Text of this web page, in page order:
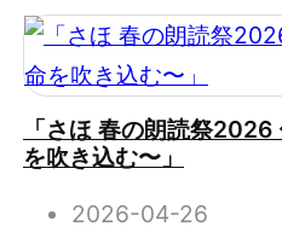
「さほ 春の朗読祭
を吹き込む〜」
2026-04-26